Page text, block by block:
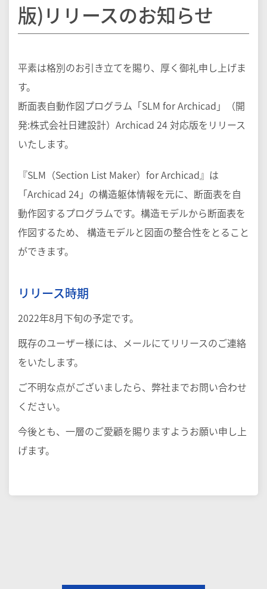
版)リリースのお知らせ
平素は格別のお引き立てを賜り、厚く御礼申し上げま
す。
断面表自動作図プログラム「SLM for Archicad」（開
発:株式会社日建設計）Archicad 24 対応版をリリース
いたします。
『SLM（Section List Maker）for Archicad』は
「Archicad 24」の構造躯体情報を元に、断面表を自
動作図するプログラムです。構造モデルから断面表を
作図するため、 構造モデルと図面の整合性をとること
ができます。
リリース時期
2022年8月下旬の予定です。
既存のユーザー様には、メールにてリリースのご連絡
をいたします。
ご不明な点がございましたら、弊社までお問い合わせ
ください。
今後とも、一層のご愛顧を賜りますようお願い申し上
げます。